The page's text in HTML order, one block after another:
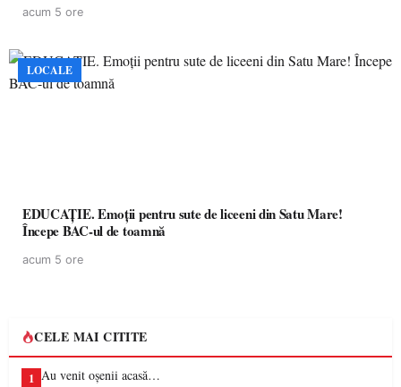
acum 5 ore
LOCALE
EDUCAȚIE. Emoții pentru sute de liceeni din Satu Mare!
Începe BAC-ul de toamnă
acum 5 ore
CELE MAI CITITE
1 Au venit oșenii acasă…